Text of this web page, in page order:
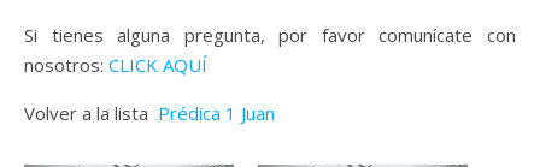
Si tienes alguna pregunta, por favor comunícate con
nosotros: CLICK AQUÍ
Volver a la lista Prédica 1 Juan